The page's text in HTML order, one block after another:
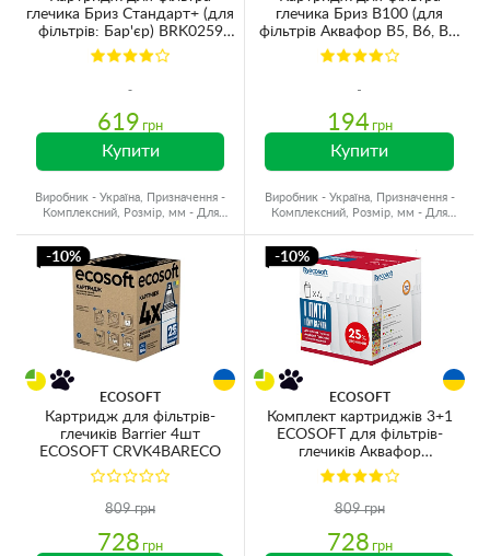
глечика Бриз Стандарт+ (для
фільтрів: Бар'єр) BRK0259
4шт
619 грн
Купити
Виробник - Україна, Призначення -
Комплексний, Розмір, мм - Для
глечика Бриз В100 (для
фільтрів Аквафор В5, В6, В8,
A5)
194 грн
Купити
Виробник - Україна, Призначення -
Комплексний, Розмір, мм - Для
-10%
ECOSOFT
Картридж для фільтрів-
глечиків Barrier 4шт
ECOSOFT CRVK4BARECO
809 грн
728 грн
-10%
ECOSOFT
Комплект картриджів 3+1
ECOSOFT для фільтрів-
глечиків Аквафор
(CRVK4AQRECO)
809 грн
728 грн